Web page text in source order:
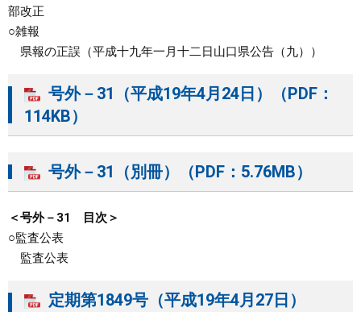
部改正
○雑報
県報の正誤（平成十九年一月十二日山口県公告（九））
号外－31（平成19年4月24日）（PDF：
114KB）
号外－31（別冊）（PDF：5.76MB）
＜号外－31 目次＞
○監査公表
監査公表
定期第1849号（平成19年4月27日）